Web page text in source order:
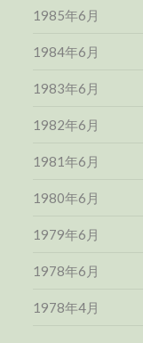
1985年6月
1984年6月
1983年6月
1982年6月
1981年6月
1980年6月
1979年6月
1978年6月
1978年4月